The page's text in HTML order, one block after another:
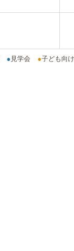
● 見学会 ●子ども向け